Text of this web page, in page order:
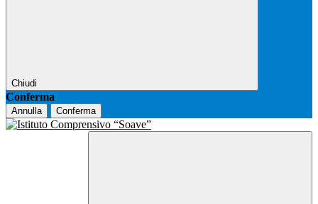
Chiudi
Conferma
Annulla Conferma